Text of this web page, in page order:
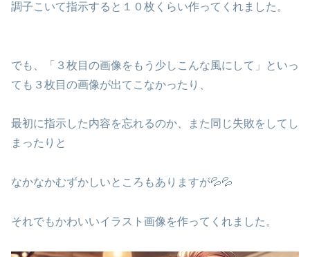
調子こいて指示すると１０枚くらい作ってくれました。
でも、「３枚目の画像をもう少しこんな風にして」といっ
ても３枚目の画像が出てこなかったり、
最初に指示した内容を忘れるのか、また同じ失敗をしてし
まったりと
なかなかむずかしいところもありますが💦💦
それでもかわいいイラスト画像を作ってくれました。